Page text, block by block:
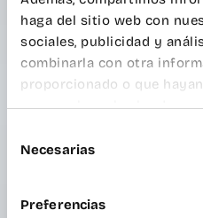
haga del sitio web con
sociales, publicidad y
combinarla con otra
proporcionado o que
uso que haya hecho de
deNecesarias
Preferencias